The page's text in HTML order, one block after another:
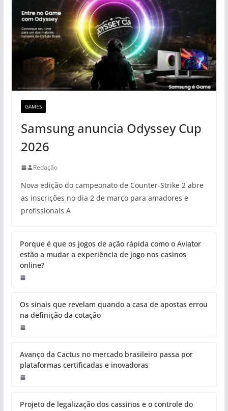
GAMES
Samsung anuncia Odyssey Cup
2026
Redação
Nova edição do campeonato de Counter-Strike 2 abre
as inscrições no dia 2 de março para amadores e
profissionais A
Porque é que os jogos de ação rápida como o Aviator
estão a mudar a experiência de jogo nos casinos
online?
Os sinais que revelam quando a casa de apostas errou
na definição da cotação
Avanço da Cactus no mercado brasileiro passa por
plataformas certificadas e inovadoras
Projeto de legalização dos cassinos e o controle do